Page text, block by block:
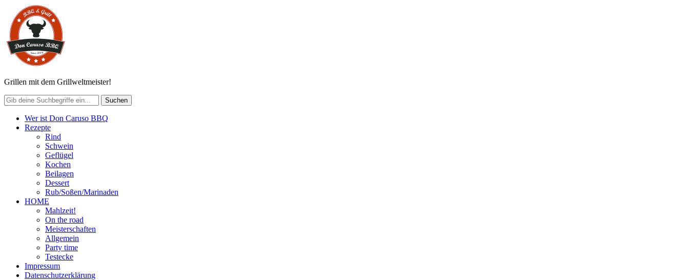
Grillen mit dem Grillweltmeister!
Wer ist Don Caruso BBQ
Rezepte
Rind
Schwein
Geflügel
Kochen
Beilagen
Dessert
Rub/Soßen/Marinaden
HOME
Mahlzeit!
On the road
Meisterschaften
Allgemein
Party time
Testecke
Impressum
Datenschutzerklärung